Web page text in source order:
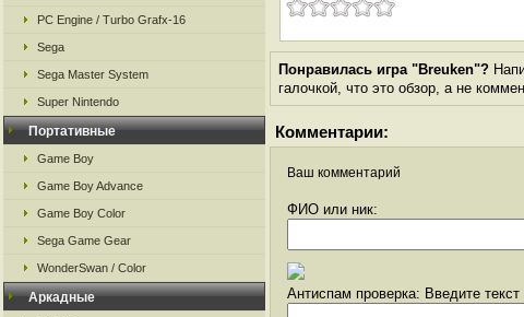
PC Engine / Turbo Grafx-16
Sega
Sega Master System
Super Nintendo
Портативные
Game Boy
Game Boy Advance
Game Boy Color
Sega Game Gear
WonderSwan / Color
Аркадные
Понравилась игра "Breuken"?
галочкой, что это обзор, а не
Комментарии:
Ваш комментарий
ФИО или ник:
Антиспам проверка: Введите текст